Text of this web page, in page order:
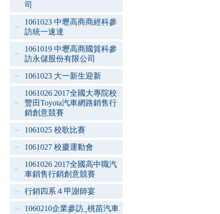
司
1061023 中壢高商商經科參
訪統一速達
1061019 中壢高商國貿科參
訪永儲股份有限公司
1061023 大一新生迎新
1061026 2017全國大專院校
豐田Toyota汽車網路銷售行
銷創意競賽
1061025 校歌比賽
1061027 校慶運動會
1061026 2017全國高中職汽
車銷售行銷創意競賽
行銷四系４甲謝師宴
1060210企業參訪_桃苗汽車